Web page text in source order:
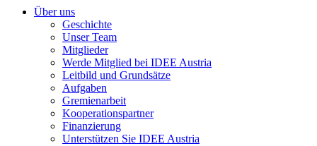
Über uns
Geschichte
Unser Team
Mitglieder
Werde Mitglied bei IDEE Austria
Leitbild und Grundsätze
Aufgaben
Gremienarbeit
Kooperationspartner
Finanzierung
Unterstützen Sie IDEE Austria